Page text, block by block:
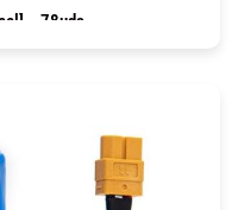
– 78uds